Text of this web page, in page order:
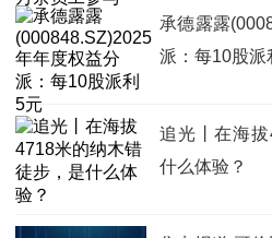
承德露露
派：每10股派
追光丨在海
什么体验？